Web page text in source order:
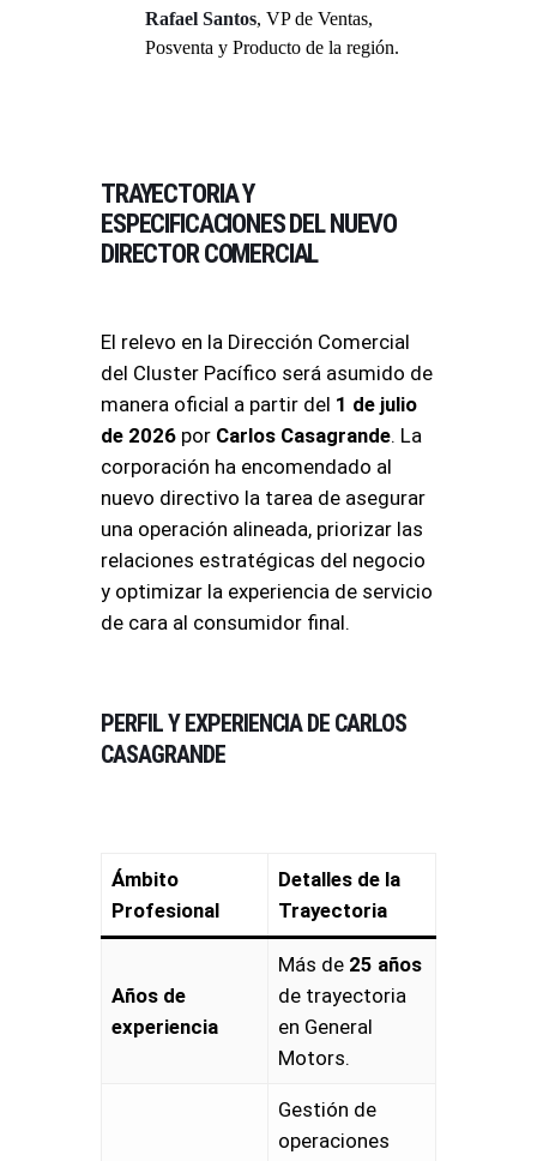
Rafael Santos, VP de Ventas,
Posventa y Producto de la región.
TRAYECTORIA Y
ESPECIFICACIONES DEL NUEVO
DIRECTOR COMERCIAL
El relevo en la Dirección Comercial
del Cluster Pacífico será asumido de
manera oficial a partir del 1 de julio
de 2026 por Carlos Casagrande. La
corporación ha encomendado al
nuevo directivo la tarea de asegurar
una operación alineada, priorizar las
relaciones estratégicas del negocio
y optimizar la experiencia de servicio
de cara al consumidor final.
PERFIL Y EXPERIENCIA DE CARLOS
CASAGRANDE
Ámbito
Profesional
Detalles de la
Trayectoria
Años de
experiencia
Más de 25 años
de trayectoria
en General
Motors.
Gestión de
operaciones